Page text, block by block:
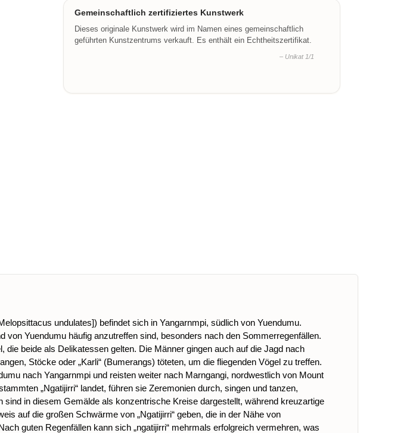
Gemeinschaftlich zertifiziertes Kunstwerk
Dieses originale Kunstwerk wird im Namen eines gemeinschaftlich
geführten Kunstzentrums verkauft. Es enthält ein Echtheitszertifikat.
– Unikat 1/1
undulates]) befindet sich in Yangarnmpi, südlich von Yuendumu.
von Yuendumu häufig anzutreffen sind, besonders nach den Sommerregenfällen.
die beide als Delikatessen gelten. Die Männer gingen auch auf die Jagd nach
Stöcke oder „Karli“ (Bumerangs) töteten, um die fliegenden Vögel zu treffen.
nach Yangarnmpi und reisten weiter nach Marngangi, nordwestlich von Mount
„Ngatijirri“ landet, führen sie Zeremonien durch, singen und tanzen,
in diesem Gemälde als konzentrische Kreise dargestellt, während kreuzartige
auf die großen Schwärme von „Ngatijirri“ geben, die in der Nähe von
guten Regenfällen kann sich „ngatijirri“ mehrmals erfolgreich vermehren, was